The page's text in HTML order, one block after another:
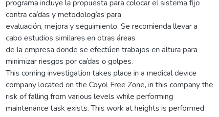
programa incluye la propuesta para colocar el sistema fijo
contra caídas y metodologías para
evaluación, mejora y seguimiento. Se recomienda llevar a
cabo estudios similares en otras áreas
de la empresa donde se efectúen trabajos en altura para
minimizar riesgos por caídas o golpes.
This coming investigation takes place in a medical device
company located on the Coyol Free Zone, in this company the
risk of falling from various levels while performing
maintenance task exists. This work at heights is performed